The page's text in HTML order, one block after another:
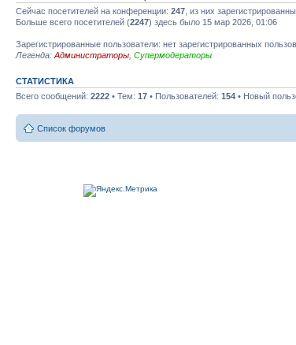
Сейчас посетителей на конференции: 247 , из них
Больше всего посетителей (2247) здесь было 15 мар 2026, 01:06
Зарегистрированные пользователи: нет зарегистрированных
Легенда: Администраторы Супермодераторы
СТАТИСТИКА
Всего сообщений: 2222 • Тем: 17 • Пользователей: 154 • Новый
Список форумов